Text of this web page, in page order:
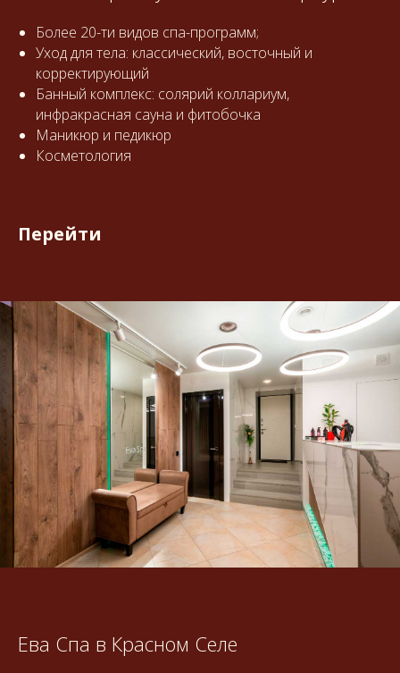
Более 20-ти видов спа-программ;
Уход для тела: классический, восточный и
корректирующий
Банный комплекс: солярий коллариум,
инфракрасная сауна и фитобочка
Маникюр и педикюр
Косметология
Перейти
Ева Спа в Красном Селе